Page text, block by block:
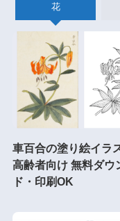
花
車百合の塗り絵イラ
高齢者向け 無料ダウ
ド・印刷OK